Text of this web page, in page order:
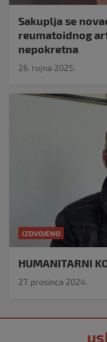
Sakuplja se
reumatoidnog
nepokretna
26. rujna 2025.
IZDVOJENO
HUMANITARNI
27. prosinca 2024.